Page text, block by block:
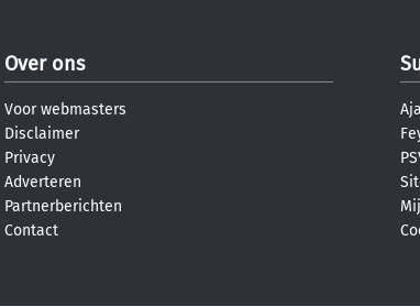
Over ons
Voor webmasters
Disclaimer
Privacy
Adverteren
Partnerberichten
Contact